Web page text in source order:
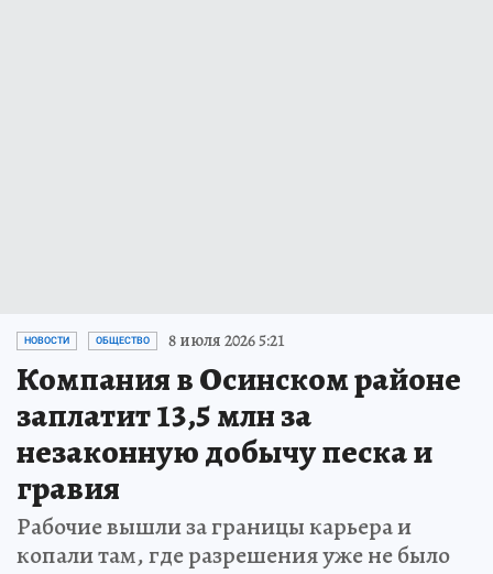
НОВОСТИ ОБЩЕСТВО 8 июля 2026 5:21
Компания в Осинском районе
заплатит 13,5 млн за
незаконную добычу песка и
гравия
Рабочие вышли за границы карьера и
копали там, где разрешения уже не было